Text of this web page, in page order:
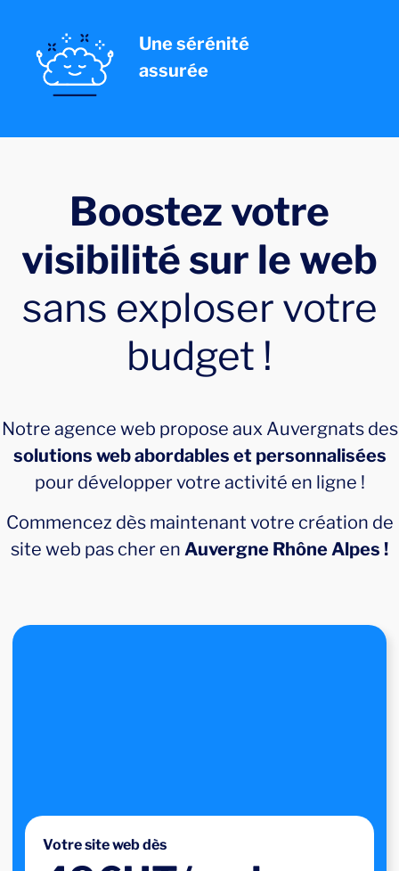
Une sérénité
assurée
Boostez votre
visibilité sur le web
sans exploser votre
budget !
Notre agence web propose aux Auvergnats des
solutions web abordables et personnalisées
pour développer votre activité en ligne !
Commencez dès maintenant votre création de
site web pas cher en Auvergne Rhône Alpes !
Votre site web dès